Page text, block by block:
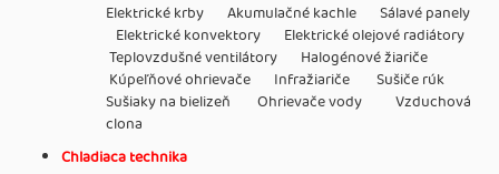
Elektrické krby Akumulačné kachle Sálavé panely
Elektrické konvektory Elektrické olejové radiátory
Teplovzdušné ventilátory Halogénové žiariče
Kúpeľňové ohrievače Infražiariče Sušiče rúk
Sušiaky na bielizeň Ohrievače vody Vzduchová
clona
Chladiaca technika